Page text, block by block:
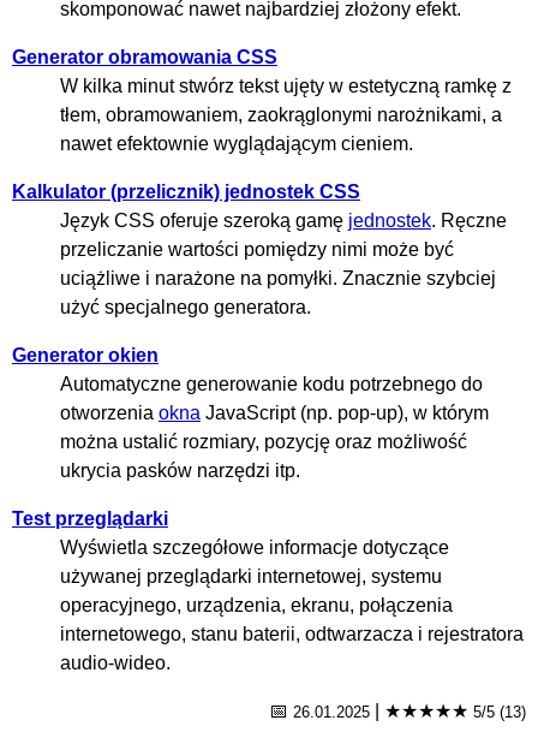
skomponować nawet najbardziej złożony efekt.
Generator obramowania CSS
W kilka minut stwórz tekst ujęty w estetyczną ramkę z
tłem, obramowaniem, zaokrąglonymi narożnikami, a
nawet efektownie wyglądającym cieniem.
Kalkulator (przelicznik) jednostek CSS
Język CSS oferuje szeroką gamę jednostek. Ręczne
przeliczanie wartości pomiędzy nimi może być
uciążliwe i narażone na pomyłki. Znacznie szybciej
użyć specjalnego generatora.
Generator okien
Automatyczne generowanie kodu potrzebnego do
otworzenia okna JavaScript (np. pop-up), w którym
można ustalić rozmiary, pozycję oraz możliwość
ukrycia pasków narzędzi itp.
Test przeglądarki
Wyświetla szczegółowe informacje dotyczące
używanej przeglądarki internetowej, systemu
operacyjnego, urządzenia, ekranu, połączenia
internetowego, stanu baterii, odtwarzacza i rejestratora
audio-wideo.
📅 26.01.2025 ★★★★★ 5/5 (13)